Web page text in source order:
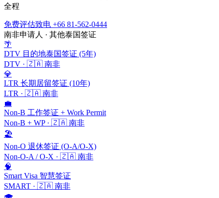
全程
免费评估致电 +66 81-562-0444
南非申请人 · 其他泰国签证
🌴
DTV 目的地泰国签证 (5年)
DTV · 🇿🇦 南非
💎
LTR 长期居留签证 (10年)
LTR · 🇿🇦 南非
💼
Non-B 工作签证 + Work Permit
Non-B + WP· 🇿🇦 南非
🏖️
Non-O 退休签证 (O-A/O-X)
Non-O-A / O-X · 🇿🇦 南非
🧠
Smart Visa 智慧签证
SMART · 🇿🇦 南非